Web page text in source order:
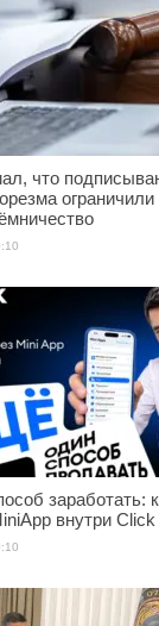
что
заработать:
внутри Click